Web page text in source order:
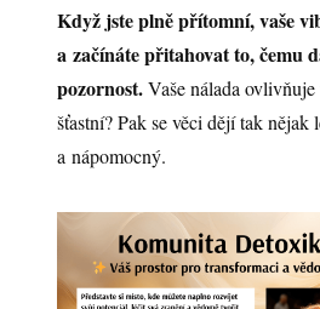
Když jste plně přítomní, vaše
a začínáte přitahovat to, čemu
pozornost.Vaše nálada
šťastní? Pak se věci dějí tak
a nápomocný.